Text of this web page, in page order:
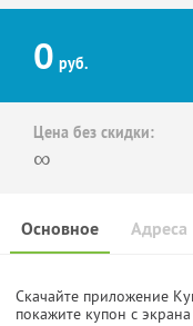
0 руб.
Цена без скидки:
∞
Основное Адреса
Скачайте приложение
покажите купон с